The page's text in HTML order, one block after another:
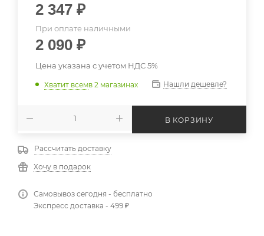
2 347 ₽
При оплате наличными
2 090 ₽
Цена указана с учетом НДС 5%
Хватит всемв 2 магазинах Нашли дешевле?
В КОРЗИНУ
Рассчитать доставку
Хочу в подарок
Самовывоз сегодня - бесплатно
Экспресс доставка - 499 ₽